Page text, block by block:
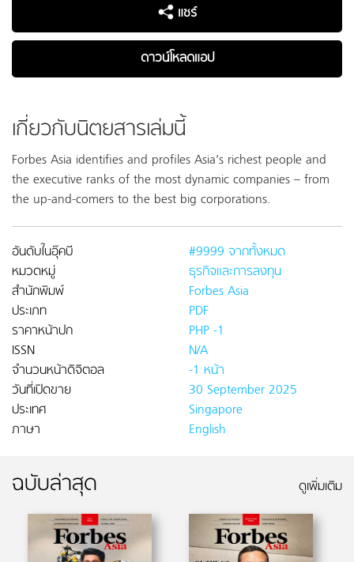
แชร์
ดาวน์โหลดแอป
เกี่ยวกับนิตยสารเล่มนี้
Forbes Asia identifies and profiles Asia’s richest people and
the executive ranks of the most dynamic companies – from
the up-and-comers to the best big corporations.
อันดับในอุ๊คบี
#9999 จากทั้งหมด
หมวดหมู่
ธุรกิจและการลงทุน
สำนักพิมพ์
Forbes Asia
ประเภท
PDF
ราคาหน้าปก
PHP -1
ISSN
N/A
จำนวนหน้าดิจิตอล
-1 หน้า
วันที่เปิดขาย
30 September 2025
ประเทศ
Singapore
ภาษา
English
ฉบับล่าสุด ดูเพิ่มเติม